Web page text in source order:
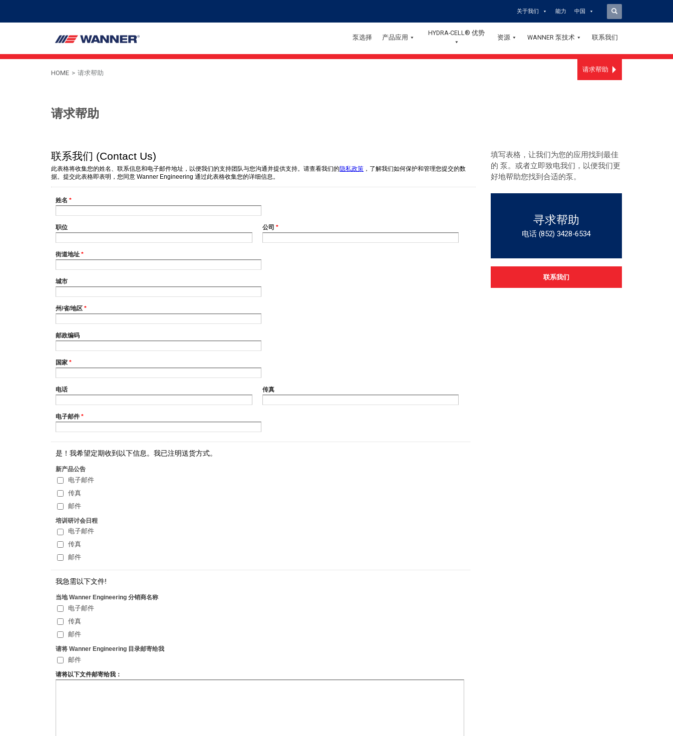
关于我们 能力 中国
泵选择 产品应用
HYDRA-CELL® 优势
资源 WANNER 泵技术 联系我们
请求帮助
HOME > 请求帮助
请求帮助
填写表格，让我们为您的应用找到最佳
的 泵。或者立即致电我们，以便我们更
好地帮助您找到合适的泵。
寻求帮助
电话 (852) 3428-6534
联系我们